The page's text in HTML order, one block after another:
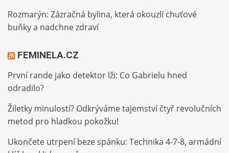
Rozmarýn: Zázračná bylina, která okouzlí chuťové
buňky a nadchne zdraví
FEMINELA.CZ
První rande jako detektor lži: Co Gabrielu hned
odradilo?
Žiletky minulostí? Odkrýváme tajemství čtyř revolučních
metod pro hladkou pokožku!
Ukončete utrpení beze spánku: Technika 4-7-8, armádní